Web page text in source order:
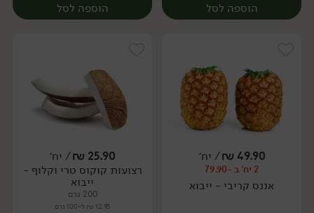
הוספה לסל
מארז
הוספה לסל
יח׳
49.90
₪/ יח׳
2 יח' ב -79.90
אננס קריבי - ייבוא
25.90
₪/ יח׳
רצועות קוקוס טרי וקלוף -
ייבוא
200 גרם
12.95 ₪ ל-100 גרם